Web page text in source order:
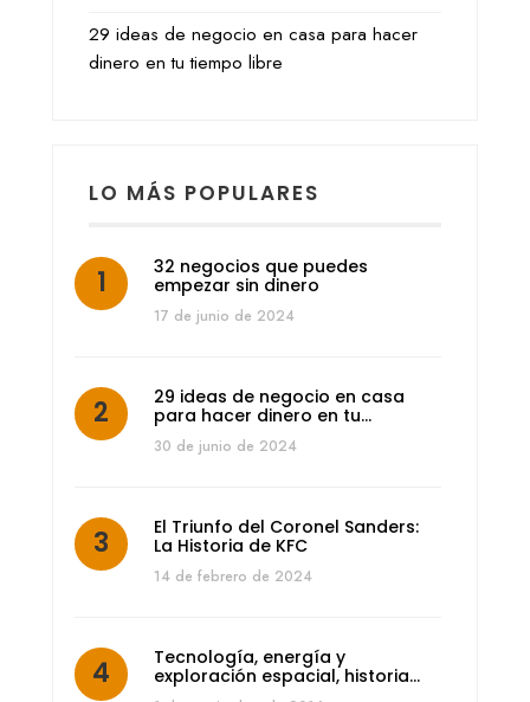
29 ideas de negocio en casa para hacer
dinero en tu tiempo libre
LO MÁS POPULARES
32 negocios que puedes
empezar sin dinero
17 de junio de 2024
29 ideas de negocio en casa
para hacer dinero en tu…
30 de junio de 2024
El Triunfo del Coronel Sanders:
La Historia de KFC
14 de febrero de 2024
Tecnología, energía y
exploración espacial, historia…